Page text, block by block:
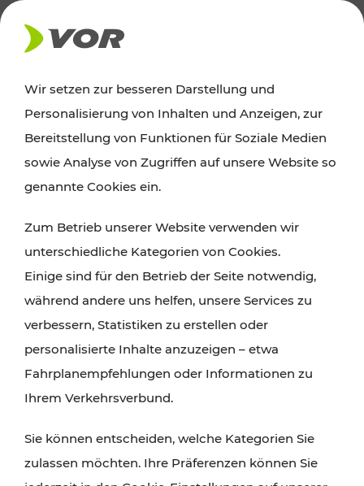
AKTUELLES
Ausflugstipps
Wien, Niederösterreich und das Burgenland
Wanderungen, Kultur und Gastronomie,
Radtouren oder purer Naturgenuss – viele
Attraktionen sind mit den Ticket- und Fahrplan-
Angeboten des VOR gut und schnell erreichbar.
Wir setzen zur besseren Darstellung und
Personalisierung von Inhalten und Anzeigen, zur
Bereitstellung von Funktionen für Soziale Medien
sowie Analyse von Zugriffen auf unsere Website so
genannte Cookies ein.
Zum Betrieb unserer Website verwenden wir
unterschiedliche Kategorien von Cookies.
Einige sind für den Betrieb der Seite notwendig,
während andere uns helfen, unsere Services zu
verbessern, Statistiken zu erstellen oder
personalisierte Inhalte anzuzeigen – etwa
Fahrplanempfehlungen oder Informationen zu
Ihrem Verkehrsverbund.
Sie können entscheiden, welche Kategorien Sie
zulassen möchten. Ihre Präferenzen können Sie